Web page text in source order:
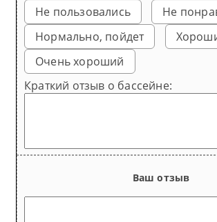
Не пользовались
Не
Нормально, пойдет
Очень хороший
Краткий отзыв о бассейне:
Ваш отзыв